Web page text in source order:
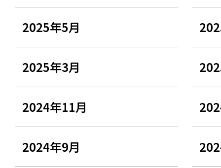
2025年5月
2025年3月
2024年11月
2024年9月